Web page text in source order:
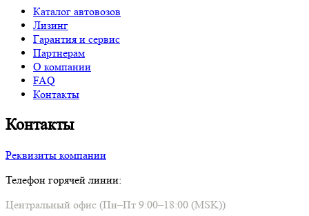
Каталог автовозов
Лизинг
Гарантия и сервис
Партнерам
О компании
FAQ
Контакты
Контакты
Реквизиты компании
Телефон горячей линии:
Центральный офис (Пн–Пт 9:00–18:00 (MSK))